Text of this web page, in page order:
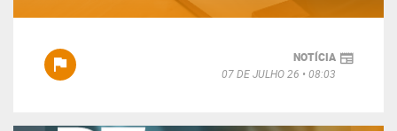
NOTÍCIA
07 DE JULHO 26
08:03